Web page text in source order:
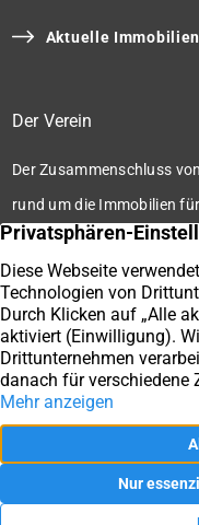
Der Verein
Der Zusammenschluss
rund um die Immobilien
Aktuelle Immobilien
Ihre